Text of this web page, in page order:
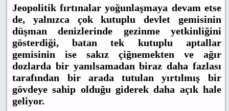
Jeopolitik fırtınalar yoğunlaşmaya devam etse
de, yalnızca çok kutuplu devlet gemisinin
düşman denizlerinde gezinme yetkinliğini
gösterdiği, batan tek kutuplu aptallar
gemisinin ise sakız çiğnemekten ve ağır
dozlarda bir yanılsamadan biraz daha fazlası
tarafından bir arada tutulan yırtılmış bir
gövdeye sahip olduğu giderek daha açık hale
geliyor.